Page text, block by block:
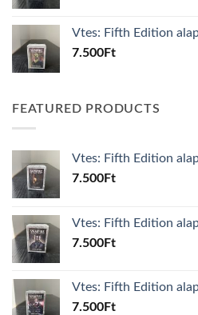
Vtes: Fifth Edition
7.500Ft
FEATURED PRODUCTS
Vtes: Fifth Edition
7.500Ft
Vtes: Fifth Edition
7.500Ft
Vtes: Fifth Edition
7.500Ft